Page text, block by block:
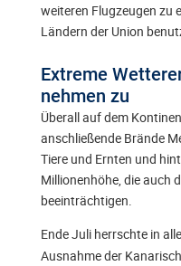
weiteren Flugzeugen zu
Ländern der Union
Extreme
nehmen zu
Überall auf dem
anschließende Brände
Tiere und Ernten und
Millionenhöhe, die auch
beeinträchtigen.
Ende Juli herrschte in
Ausnahme der